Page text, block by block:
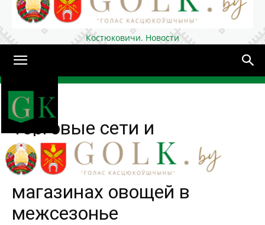
Костюковичи. Новости
Домой
Общество
Торговые сети и
поставщиков обязали
обеспечивать наличие в
магазинах овощей в
межсезонье